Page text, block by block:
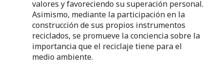
valores y favoreciendo su superación personal.
Asimismo, mediante la participación en la
construcción de sus propios instrumentos
reciclados, se promueve la conciencia sobre la
importancia que el reciclaje tiene para el
medio ambiente.